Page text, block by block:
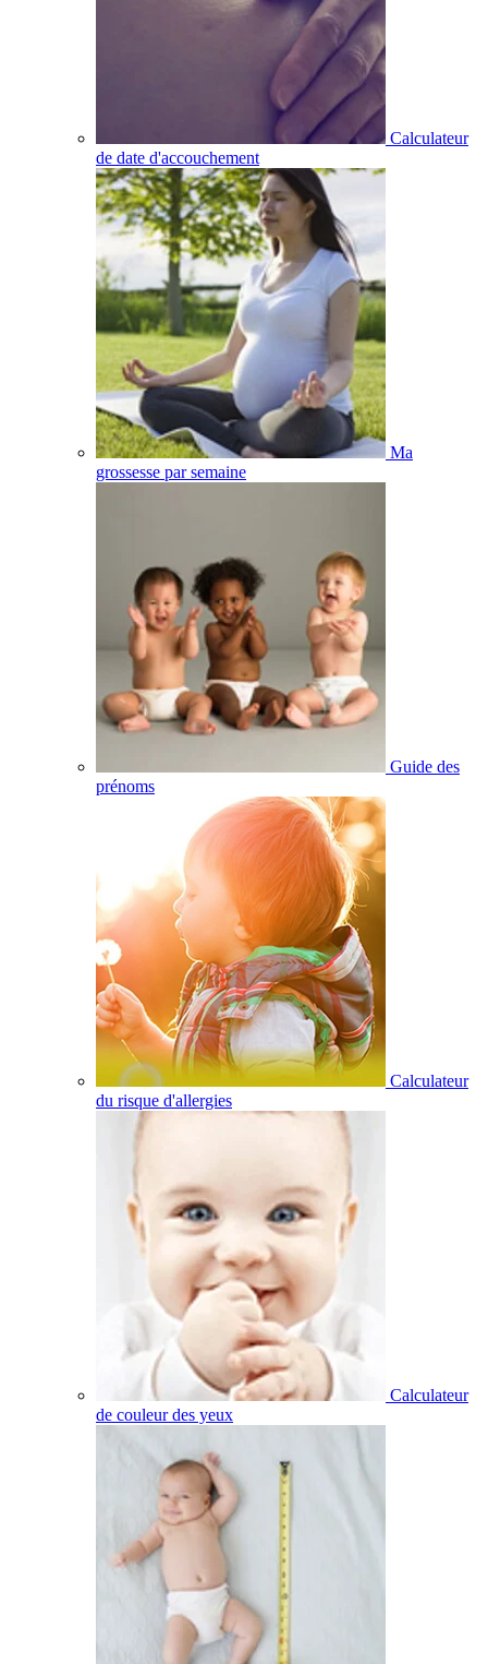
Calculateur
de date d'accouchement
Ma
grossesse par semaine
Guide des
prénoms
Calculateur
du risque d'allergies
Calculateur
de couleur des yeux